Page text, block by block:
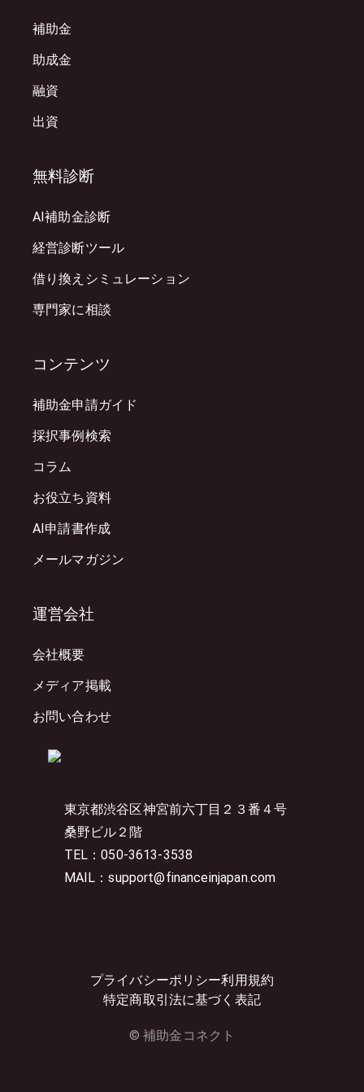
東京都渋谷区神宮前六丁目２３番４号
桑野ビル２階
TEL：050-3613-3538
MAIL：support@financeinjapan.com
プライバシーポリシー利用規約
特定商取引法に基づく表記
© 補助金コネクト
補助金
助成金
融資
出資
無料診断
AI補助金診断
経営診断ツール
借り換えシミュレーション
専門家に相談
コンテンツ
補助金申請ガイド
採択事例検索
コラム
お役立ち資料
AI申請書作成
メールマガジン
運営会社
会社概要
メディア掲載
お問い合わせ